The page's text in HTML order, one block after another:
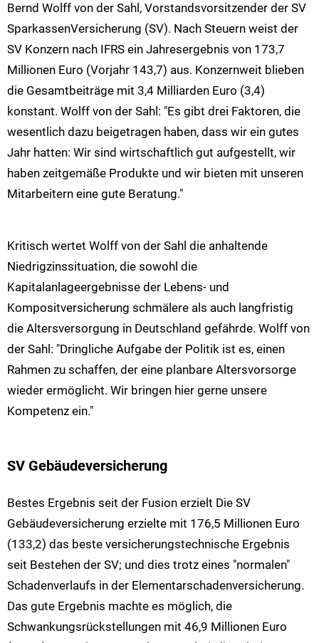
Bernd Wolff von der Sahl, Vorstandsvorsitzender der SV
SparkassenVersicherung (SV). Nach Steuern weist der
SV Konzern nach IFRS ein Jahresergebnis von 173,7
Millionen Euro (Vorjahr 143,7) aus. Konzernweit blieben
die Gesamtbeiträge mit 3,4 Milliarden Euro (3,4)
konstant. Wolff von der Sahl: "Es gibt drei Faktoren, die
wesentlich dazu beigetragen haben, dass wir ein gutes
Jahr hatten: Wir sind wirtschaftlich gut aufgestellt, wir
haben zeitgemäße Produkte und wir bieten mit unseren
Mitarbeitern eine gute Beratung."
Kritisch wertet Wolff von der Sahl die anhaltende
Niedrigzinssituation, die sowohl die
Kapitalanlageergebnisse der Lebens- und
Kompositversicherung schmälere als auch langfristig
die Altersversorgung in Deutschland gefährde. Wolff von
der Sahl: "Dringliche Aufgabe der Politik ist es, einen
Rahmen zu schaffen, der eine planbare Altersvorsorge
wieder ermöglicht. Wir bringen hier gerne unsere
Kompetenz ein."
SV Gebäudeversicherung
Bestes Ergebnis seit der Fusion erzielt Die SV
Gebäudeversicherung erzielte mit 176,5 Millionen Euro
(133,2) das beste versicherungstechnische Ergebnis
seit Bestehen der SV; und dies trotz eines "normalen"
Schadenverlaufs in der Elementarschadenversicherung.
Das gute Ergebnis machte es möglich, die
Schwankungsrückstellungen mit 46,9 Millionen Euro